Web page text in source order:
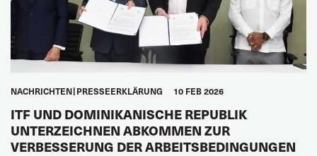
NACHRICHTEN PRESSEERKLÄRUNG 10 FEB 2026
ITF UND DOMINIKANISCHE REPUBLIK
UNTERZEICHNEN ABKOMMEN ZUR
VERBESSERUNG DER ARBEITSBEDINGUNGEN